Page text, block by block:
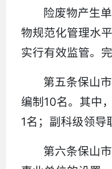
险废物产生
物规范化管理水
实行有效监管。
第五条保山
编制10名。其中
1名；副科级领导
第六条保山